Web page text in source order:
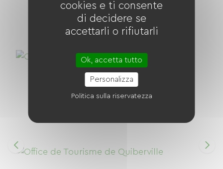
cookies e ti consente
di decidere se
accettarli o rifiutarli
Ok, accetta tutto
Personalizza
Politica sulla riservatezza